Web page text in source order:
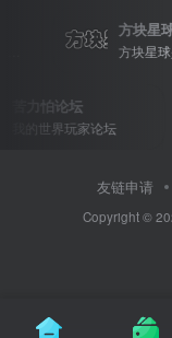
方块星
苦力怕论坛
我的世界玩家论坛
友链申请
Copyright ©